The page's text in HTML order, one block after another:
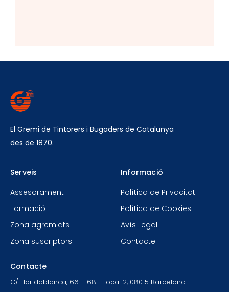
El Gremi de Tintorers i Bugaders de Catalunya
des de 1870.
Serveis
Assesorament
Formació
Zona agremiats
Zona suscriptors
Informació
Política de Privacitat
Política de Cookies
Avís Legal
Contacte
Contacte
C/ Floridablanca, 66 – 68 – local 2, 08015 Barcelona